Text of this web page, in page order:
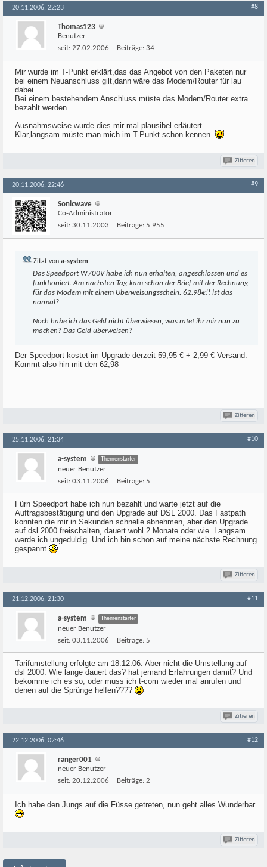
20.11.2006, 22:23 #8
Thomas123
Benutzer
seit: 27.02.2006 Beiträge: 34
Mir wurde im T-Punkt erklärt,das das Angebot von den Paketen nur
bei einem Neuanschluss gilt,dann wäre das Modem/Router für lau
dabei.
Bei einem bestehendem Anschluss müste das Modem/Router extra
bezahlt werden.
Ausnahmsweise wurde dies mir mal plausibel erläutert.
Klar,langsam müste man mich im T-Punkt schon kennen.
Zitieren
20.11.2006, 22:46 #9
Sonicwave
Co-Administrator
seit: 30.11.2003 Beiträge: 5.955
Zitat von a-system
Das Speedport W700V habe ich nun erhalten, angeschlossen und es
funktioniert. Am nächsten Tag kam schon der Brief mit der Rechnung
für das Modem mit einem Überweisungsschein. 62.98€!! ist das
normal?
Noch habe ich das Geld nicht überwiesen, was ratet ihr mir nun zu
machen? Das Geld überweisen?
Der Speedport kostet im Upgrade derzeit 59,95 € + 2,99 € Versand.
Kommt also hin mit den 62,98
Zitieren
25.11.2006, 21:34 #10
a-system Themenstarter
neuer Benutzer
seit: 03.11.2006 Beiträge: 5
Fürn Speedport habe ich nun bezahlt und warte jetzt auf die
Auftragsbestätigung und den Upgrade auf DSL 2000. Das Fastpath
konnten die mir in Sekunden schnelle abnehmen, aber den Upgrade
auf dsl 2000 freischalten, dauert wohl 2 Monate oder wie. Langsam
werde ich ungeduldig. Und ich bin schon auf meine nächste Rechnung
gespannt
Zitieren
21.12.2006, 21:30 #11
a-system Themenstarter
neuer Benutzer
seit: 03.11.2006 Beiträge: 5
Tarifumstellung erfolgte am 18.12.06. Aber nicht die Umstellung auf
dsl 2000. Wie lange dauert das? hat jemand Erfahrungen damit? Und
bekomme ich es so, oder muss ich t-com wieder mal anrufen und
denen auf die Sprünge helfen????
Zitieren
22.12.2006, 02:46 #12
ranger001
neuer Benutzer
seit: 20.12.2006 Beiträge: 2
Ich habe den Jungs auf die Füsse getreten, nun geht alles Wunderbar
Zitieren